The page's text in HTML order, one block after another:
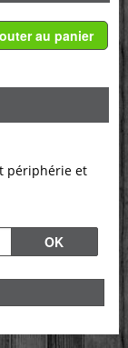
périphérie et